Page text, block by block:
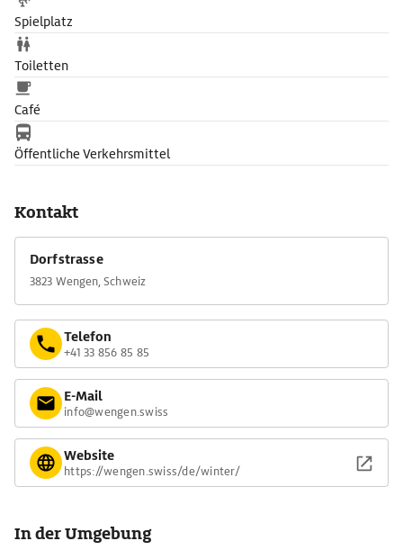
Spielplatz
Toiletten
Café
Öffentliche Verkehrsmittel
Kontakt
Dorfstrasse
3823 Wengen, Schweiz
Telefon
+41 33 856 85 85
E-Mail
info@wengen.swiss
Website
https://wengen.swiss/de/winter/
In der Umgebung